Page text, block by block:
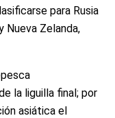
para Rusia
Nueva Zelanda,
la liguilla final; por
asiática el